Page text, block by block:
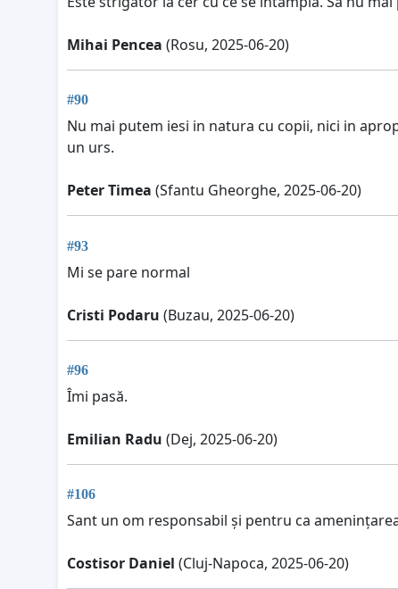
Mihai Pencea (Rosu, 2025-06-20)
#90
Nu mai putem iesi in natura cu copii, nici in
un urs.
Peter Timea (Sfantu Gheorghe, 2025-06-20)
#93
Mi se pare normal
Cristi Podaru (Buzau, 2025-06-20)
#96
Îmi pasă.
Emilian Radu (Dej, 2025-06-20)
#106
Sant un om responsabil și pentru ca
Costisor Daniel (Cluj-Napoca, 2025-06-20)